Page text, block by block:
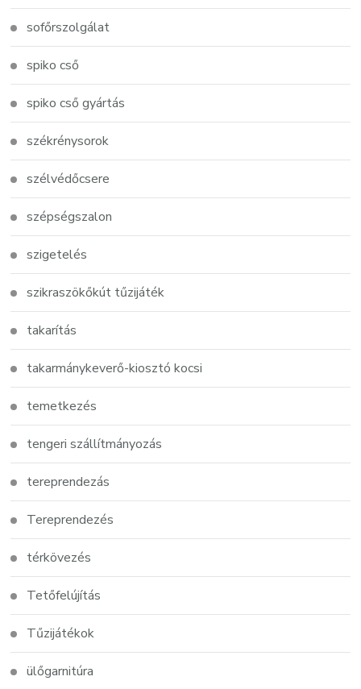
sofőrszolgálat
spiko cső
spiko cső gyártás
székrénysorok
szélvédőcsere
szépségszalon
szigetelés
szikraszökőkút tűzijáték
takarítás
takarmánykeverő-kiosztó kocsi
temetkezés
tengeri szállítmányozás
tereprendezás
Tereprendezés
térkövezés
Tetőfelújítás
Tűzijátékok
ülőgarnitúra